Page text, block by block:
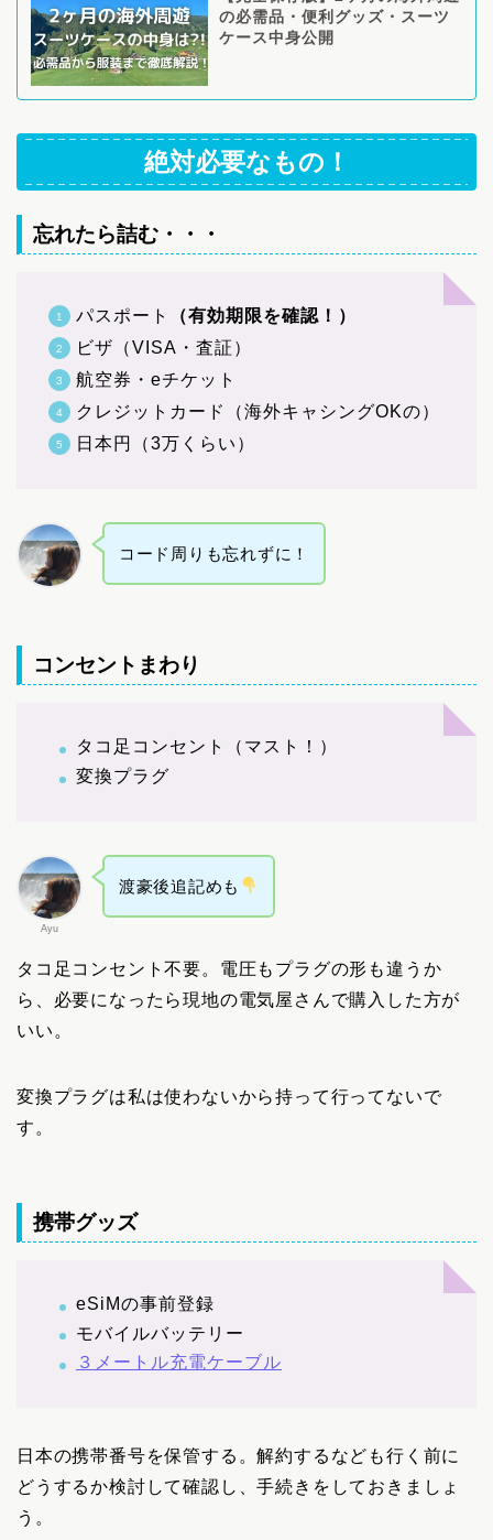
の必需品・便利グッズ・スーツ
ケース中身公開
絶対必要なもの！
忘れたら詰む・・・
パスポート
（有効期限を確認！）
ビザ（VISA・査証）
航空券・eチケット
クレジットカード（海外キャシングOKの）
日本円（3万くらい）
コード周りも忘れずに！
コンセントまわり
タコ足コンセント（マスト！）
変換プラグ
Ayu
渡豪後追記めも
タコ足コンセント不要。電圧もプラグの形も違うか
ら、必要になったら現地の電気屋さんで購入した方が
いい。
変換プラグは私は使わないから持って行ってないで
す。
携帯グッズ
eSiMの事前登録
モバイルバッテリー
３メートル充電ケーブル
日本の携帯番号を保管する。解約するなども行く前に
どうするか検討して確認し、手続きをしておきましょ
う。